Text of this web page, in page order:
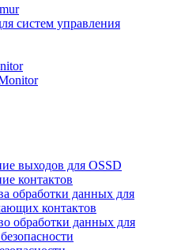
систем управления
выходов для OSSD
контактов
обработки данных для
контактов
обработки данных для